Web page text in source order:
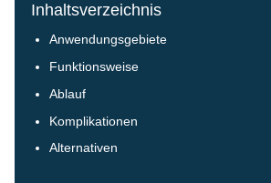
Inhaltsverzeichnis
Anwendungsgebiete
Funktionsweise
Ablauf
Komplikationen
Alternativen